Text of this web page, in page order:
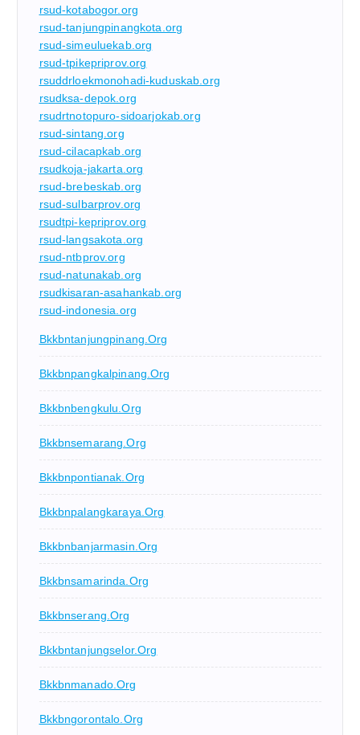
rsud-kotabogor.org
rsud-tanjungpinangkota.org
rsud-simeuluekab.org
rsud-tpikepriprov.org
rsuddrloekmonohadi-kuduskab.org
rsudksa-depok.org
rsudrtnotopuro-sidoarjokab.org
rsud-sintang.org
rsud-cilacapkab.org
rsudkoja-jakarta.org
rsud-brebeskab.org
rsud-sulbarprov.org
rsudtpi-kepriprov.org
rsud-langsakota.org
rsud-ntbprov.org
rsud-natunakab.org
rsudkisaran-asahankab.org
rsud-indonesia.org
Bkkbntanjungpinang.org
Bkkbnpangkalpinang.org
Bkkbnbengkulu.org
Bkkbnsemarang.org
Bkkbnpontianak.org
Bkkbnpalangkaraya.org
Bkkbnbanjarmasin.org
Bkkbnsamarinda.org
Bkkbnserang.org
Bkkbntanjungselor.org
Bkkbnmanado.org
Bkkbngorontalo.org